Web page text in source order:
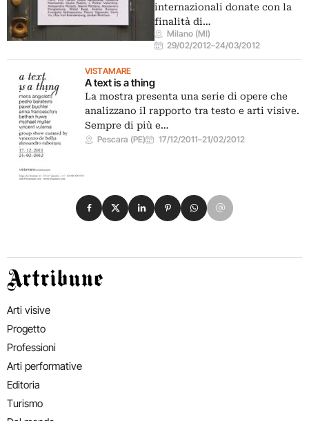
internazionali donate con la
finalità di…
Milano (MI)
29/02/2012–24/03/2012
VISTAMARE
A text is a thing
La mostra presenta una serie di opere che
analizzano il rapporto tra testo e arti visive.
Sempre di più e…
Pescara (PE) 17/12/2011–21/02/2012
Condividi su Facebook
Condividi su X
Condividi su LinkedIn
Condividi su Pinterest
Condividi su WhatsApp
Condividi su Email
Artribune
Arti visive
Progetto
Professioni
Arti performative
Editoria
Turismo